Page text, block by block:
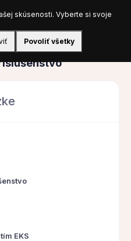
Prihlásiť sa
EKS
skúsenosti. Vyberte si svoje
Povoliť všetky